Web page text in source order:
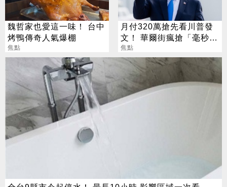
魏哲家也愛這一味！ 台中
烤鴨傳奇人氣爆棚
焦點
月付320萬搶先看川普發
文！ 華爾街瘋搶「毫秒優
勢」引熱議
焦點